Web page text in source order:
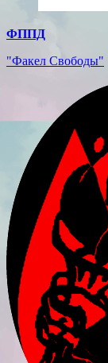
ФППД
"Факел Свободы"